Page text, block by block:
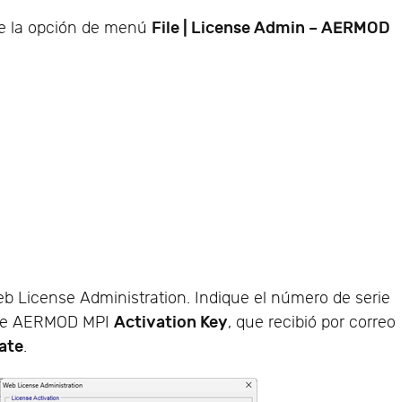
la opción de menú File | License Admin – AERMOD
License Administration. Indique el número de serie
AERMOD MPIActivation Key, que recibió por correo
.